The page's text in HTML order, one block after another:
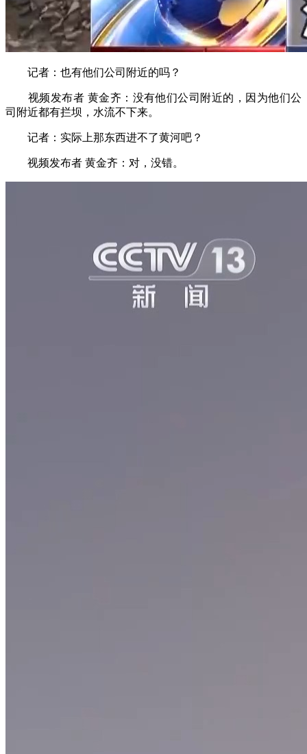
记者：也有他们公司附近的吗？
视频发布者 黄金齐：没有他们公司附近的，因为他们公
司附近都有拦坝，水流不下来。
记者：实际上那东西进不了黄河吧？
视频发布者 黄金齐：对，没错。